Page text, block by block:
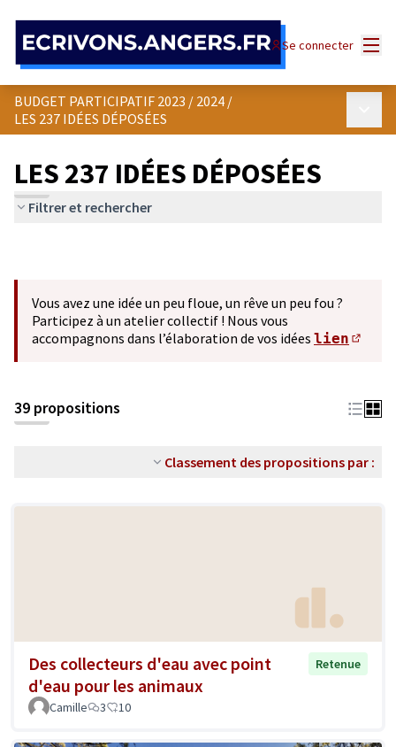
Se connecter
BUDGET PARTICIPATIF 2023 / 2024 /
LES 237 IDÉES DÉPOSÉES
LES 237 IDÉES DÉPOSÉES
Filtrer et rechercher
Vous avez une idée un peu floue, un rêve un peu fou ?
Participez à un atelier collectif ! Nous vous
accompagnons dans l’élaboration de vos idées lien
39 propositions
Classement des propositions par :
Des collecteurs d'eau avec point
d'eau pour les animaux
Retenue
Camille 3 10